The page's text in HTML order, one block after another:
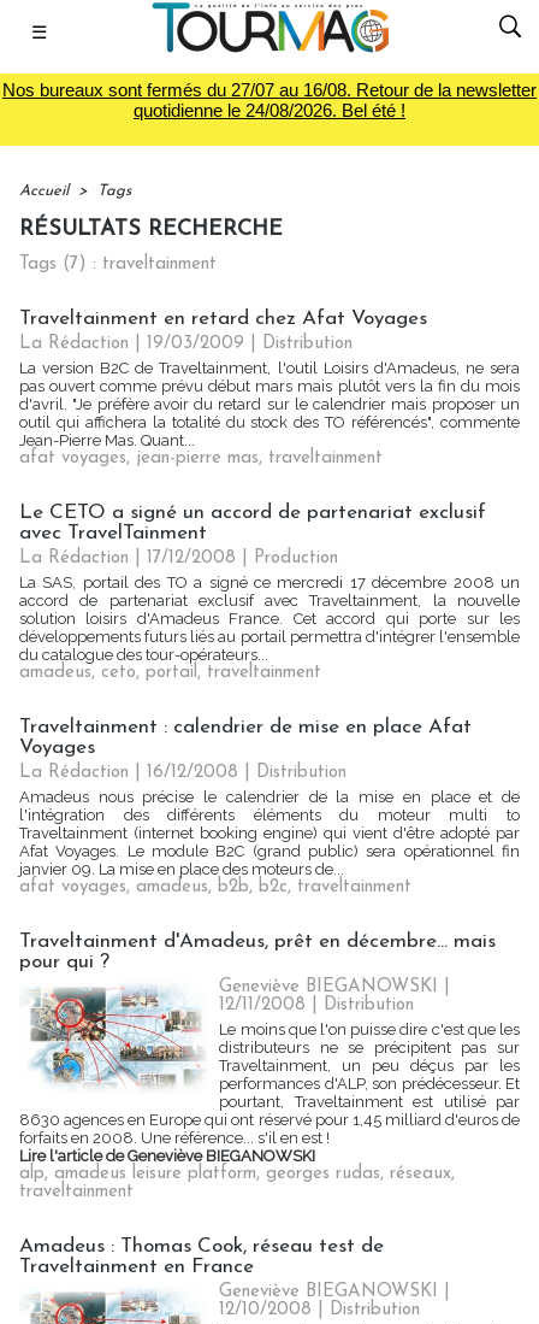
☰
Nos bureaux sont fermés du 27/07 au 16/08. Retour de la newsletter
quotidienne le 24/08/2026. Bel été !
Accueil > Tags
RÉSULTATS RECHERCHE
Tags (7) : traveltainment
Traveltainment en retard chez Afat Voyages
La Rédaction | 19/03/2009
Distribution
La version B2C de Traveltainment, l'outil Loisirs d'Amadeus, ne sera
pas ouvert comme prévu début mars mais plutôt vers la fin du mois
d'avril. "Je préfère avoir du retard sur le calendrier mais proposer un
outil qui affichera la totalité du stock des TO référencés", commente
Jean-Pierre Mas. Quant...
afat voyages, jean-pierre mas, traveltainment
Le CETO a signé un accord de partenariat exclusif
avec TravelTainment
La Rédaction | 17/12/2008
Production
La SAS, portail des TO a signé ce mercredi 17 décembre 2008 un
accord de partenariat exclusif avec Traveltainment, la nouvelle
solution loisirs d'Amadeus France. Cet accord qui porte sur les
développements futurs liés au portail permettra d'intégrer l'ensemble
du catalogue des tour-opérateurs...
amadeus, ceto, portail, traveltainment
Traveltainment : calendrier de mise en place Afat
Voyages
La Rédaction | 16/12/2008
Distribution
Amadeus nous précise le calendrier de la mise en place et de
l'intégration des différents éléments du moteur multi to
Traveltainment (internet booking engine) qui vient d'être adopté par
Afat Voyages. Le module B2C (grand public) sera opérationnel fin
janvier 09. La mise en place des moteurs de...
afat voyages, amadeus, b2b, b2c, traveltainment
Traveltainment d'Amadeus, prêt en décembre... mais
pour qui ?
Geneviève BIEGANOWSKI |
12/11/2008
Distribution
Le moins que l'on puisse dire c'est que les
distributeurs ne se précipitent pas sur
Traveltainment, un peu déçus par les
performances d'ALP, son prédécesseur. Et
pourtant, Traveltainment est utilisé par
8630 agences en Europe qui ont réservé pour 1,45 milliard d'euros de
forfaits en 2008. Une référence... s'il en est !
Lire l'article de Geneviève BIEGANOWSKI
alp, amadeus leisure platform, georges rudas, réseaux,
traveltainment
Amadeus : Thomas Cook, réseau test de
Traveltainment en France
Geneviève BIEGANOWSKI |
12/10/2008
Distribution